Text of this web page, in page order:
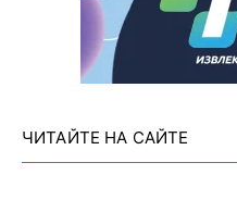
ЧИТАЙТЕ НА САЙТЕ